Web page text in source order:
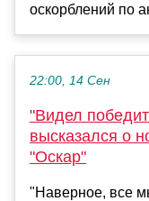
оскорблений по
22:00, 14 Сен
"Видел
высказался о
"Оскар"
"Наверное, все